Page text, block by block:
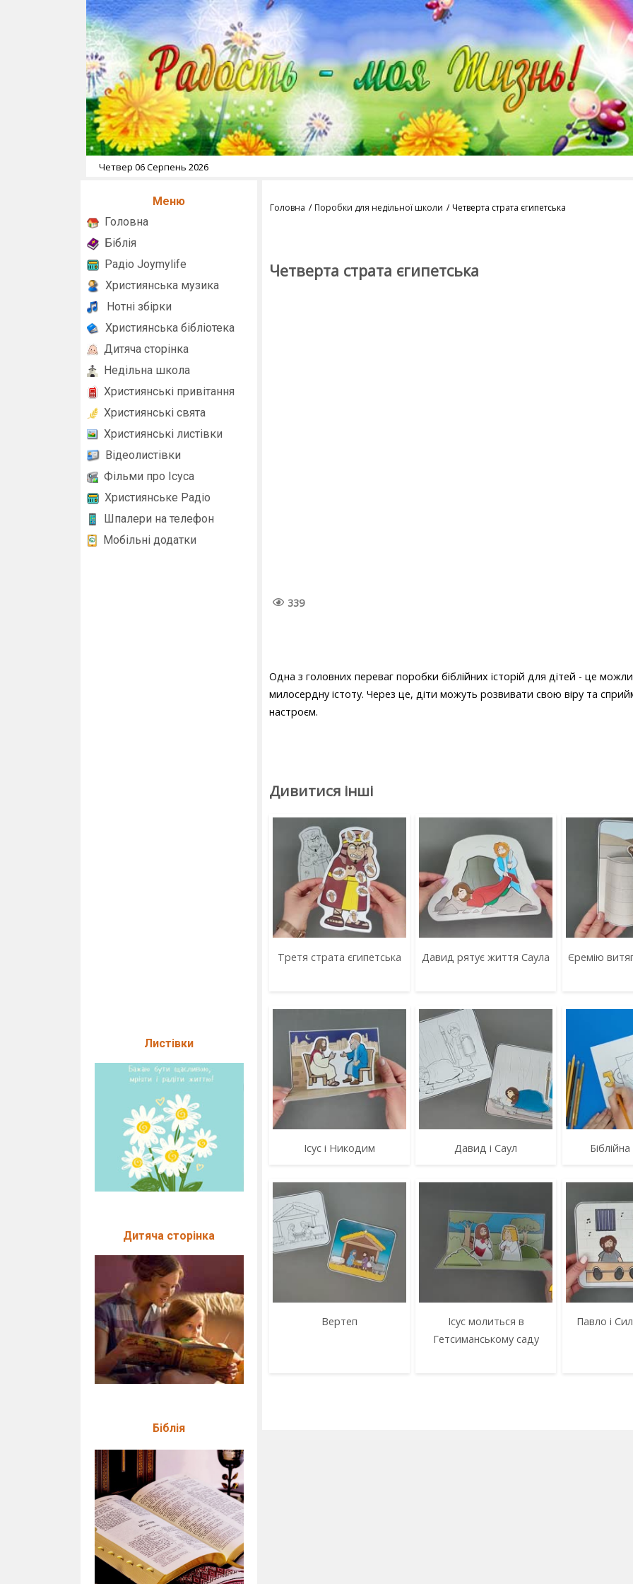
Четвер 06 Серпень 2026
Меню
Головна
Біблія
Радіо Joymylife
Християнська музика
Нотні збірки
Християнська бібліотека
Дитяча сторінка
Недільна школа
Християнські привітання
Християнські свята
Християнські листівки
Відеолистівки
Фільми про Ісуса
Християнське Радіо
Шпалери на телефон
Мобільні додатки
Листівки
Дитяча сторінка
Біблія
Головна Поробки для недільної школи Четверта страта єгипетська
Четверта страта єгипетська
339
Одна з головних переваг поробки біблійних історій для дітей - це
милосердну істоту. Через це, діти можуть розвивати свою віру та
настроєм.
Дивитися інші
Третя страта єгипетська Давид рятує життя Саула Єремію
Ісус і Никодим Давид і Саул
Вертеп
Ісус молиться в
Гетсиманському саду
Павло і